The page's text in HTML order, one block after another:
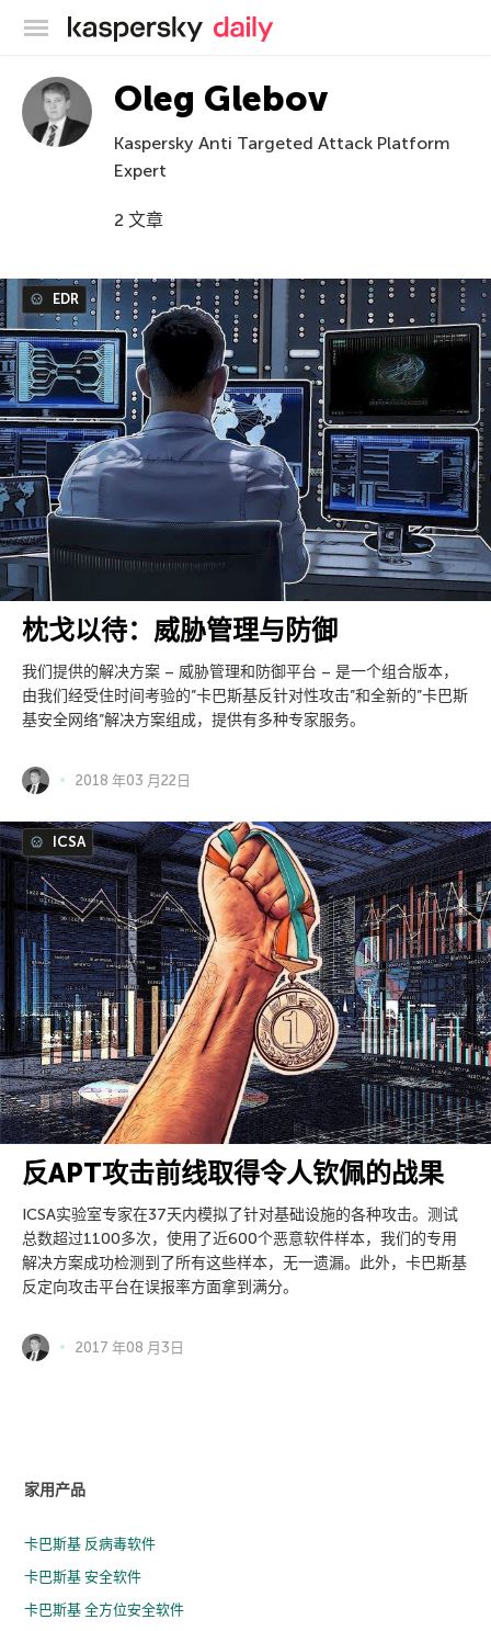
卡巴斯基官方博客
Oleg Glebov
Kaspersky Anti Targeted Attack Platform
Expert
2 文章
EDR
枕戈以待：威胁管理与防御
我们提供的解决方案 – 威胁管理和防御平台 – 是一个组合版本，
由我们经受住时间考验的”卡巴斯基反针对性攻击”和全新的”卡巴斯
基安全网络”解决方案组成，提供有多种专家服务。
2018 年03 月22日
ICSA
反APT攻击前线取得令人钦佩的战果
ICSA实验室专家在37天内模拟了针对基础设施的各种攻击。测试
总数超过1100多次，使用了近600个恶意软件样本，我们的专用
解决方案成功检测到了所有这些样本，无一遗漏。此外，卡巴斯基
反定向攻击平台在误报率方面拿到满分。
2017 年08 月3日
家用产品
卡巴斯基 反病毒软件
卡巴斯基 安全软件
卡巴斯基 全方位安全软件